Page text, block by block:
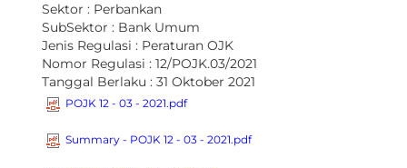
Layanan
Karir
Sektor : Perbankan
SubSektor : Bank Umum
Jenis Regulasi : Peraturan OJK
Nomor Regulasi :12/POJK.03/2021
Tanggal Berlaku :31 Oktober 2021
POJK 12 - 03 - 2021.pdf
Summary - POJK 12 - 03 - 2021.pdf